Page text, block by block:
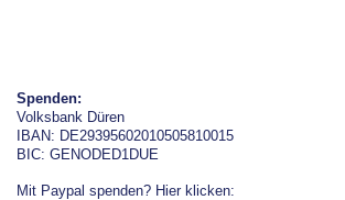
Spenden:
Volksbank Düren
IBAN: DE29395602010505810015
BIC: GENODED1DUE
Mit Paypal spenden? Hier klicken: